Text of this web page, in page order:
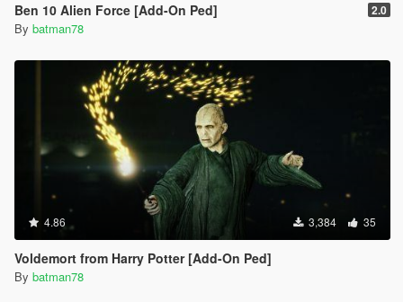
Ben 10 Alien Force [Add-On Ped] 2.0
By batman78
4.86 3,384 35
Voldemort from Harry Potter [Add-On Ped]
By batman78